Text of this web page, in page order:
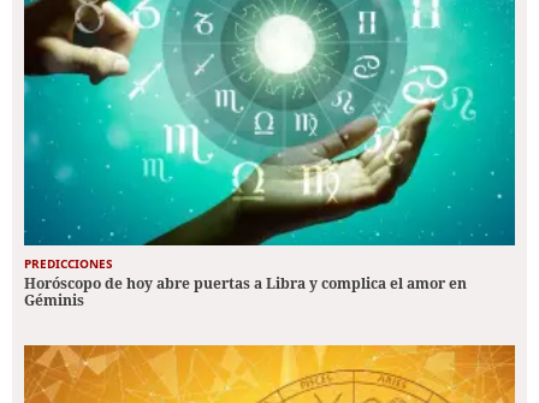
PREDICCIONES
Horóscopo de hoy abre puertas a Libra y complica el amor en
Géminis